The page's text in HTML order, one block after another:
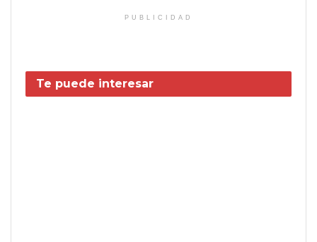
PUBLICIDAD
Te puede interesar